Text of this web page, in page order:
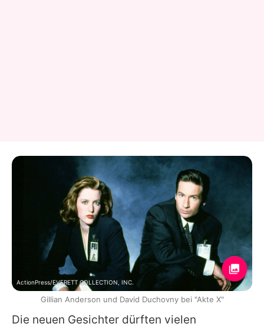
Die neuen Gesichter dürften vielen
ActionPress/EVERETT COLLECTION, INC.
Gillian Anderson und David Duchovny bei "Akte X"